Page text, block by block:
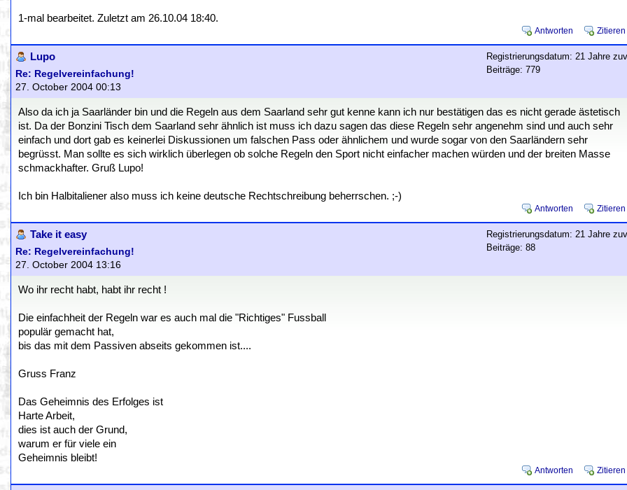
1-mal bearbeitet. Zuletzt am 26.10.04 18:40.
Antworten Zitieren
Lupo
Re: Regelvereinfachung!
27. October 2004 00:13
Registrierungsdatum: 21 Jahre
Beiträge: 779
Also da ich ja Saarländer bin und die Regeln aus dem Saarland sehr gut kenne kann ich nur bestätigen das es nicht gerade ästetisch
ist. Da der Bonzini Tisch dem Saarland sehr ähnlich ist muss ich dazu sagen das diese Regeln sehr angenehm sind und auch sehr
einfach und dort gab es keinerlei Diskussionen um falschen Pass oder ähnlichem und wurde sogar von den Saarländern sehr
begrüsst. Man sollte es sich wirklich überlegen ob solche Regeln den Sport nicht einfacher machen würden und der breiten Masse
schmackhafter. Gruß Lupo!
Ich bin Halbitaliener also muss ich keine deutsche Rechtschreibung beherrschen. ;-)
Antworten Zitieren
Take it easy
Re: Regelvereinfachung!
27. October 2004 13:16
Registrierungsdatum: 21 Jahre
Beiträge: 88
Wo ihr recht habt, habt ihr recht !
Die einfachheit der Regeln war es auch mal die "Richtiges" Fussball
populär gemacht hat,
bis das mit dem Passiven abseits gekommen ist....
Gruss Franz
Das Geheimnis des Erfolges ist
Harte Arbeit,
dies ist auch der Grund,
warum er für viele ein
Geheimnis bleibt!
Antworten Zitieren